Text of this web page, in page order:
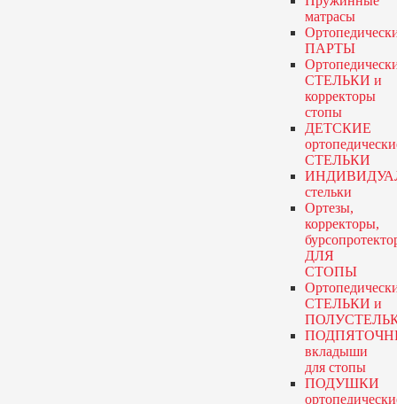
матрасы
ПАРТЫ
СТЕЛЬКИ и
корректоры
стопы
ДЕТСКИЕ
СТЕЛЬКИ
стельки
Ортезы,
корректоры,
ДЛЯ
СТОПЫ
СТЕЛЬКИ и
вкладыши
для стопы
ПОДУШКИ